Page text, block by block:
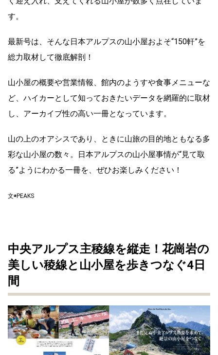
す。
最新号は、そんな日本アルプスの山小屋およそ“150軒”を
総力取材して徹底解剖！
山小屋の概要や営業情報、館内のようすや食事メニューな
ど、ハイカーとして知っておきたいデータを網羅的に取材
し、アーカイブ性の高い一冊となっています。
山の上のオアシスであり、ときに山旅の目的地ともなる多
彩な山小屋の数々。日本アルプスの山小屋事情が“見て取
る”ようにわかる一冊を、ぜひお楽しみください！
文◉PEAKS
中央アルプス主稜線を縦走！花崗岩の
美しい稜線と山小屋を歩きつなぐ4日
間